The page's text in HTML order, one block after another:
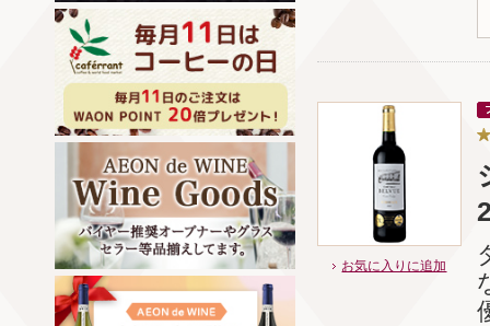
お気に入りに追加